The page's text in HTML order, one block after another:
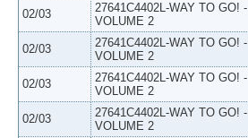
02/03
27641C4402L-WAY TO GO! -
VOLUME 2
02/03
27641C4402L-WAY TO GO! -
VOLUME 2
02/03
27641C4402L-WAY TO GO! -
VOLUME 2
02/03
27641C4402L-WAY TO GO! -
VOLUME 2